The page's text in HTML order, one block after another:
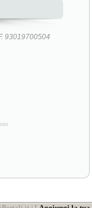
93019700504